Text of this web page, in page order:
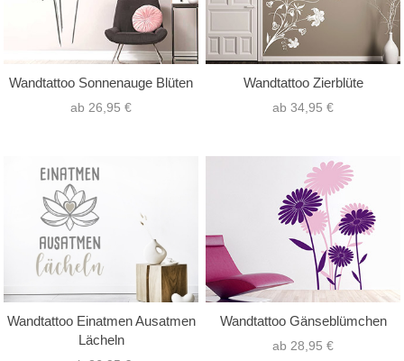
Wandtattoo Sonnenauge Blüten
ab 26,95 €
Wandtattoo Zierblüte
ab 34,95 €
Wandtattoo Einatmen Ausatmen
Lächeln
Wandtattoo Gänseblümchen
ab 28,95 €